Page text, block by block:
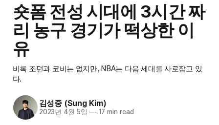
숏폼 전성 시대에 3시간 짜
리 농구 경기가 떡상한 이
유
비록 조던과 코비는 없지만, NBA는 다음 세대를 사로잡고 있
다.
김성중 (Sung Kim)
2023년 4월 5일 —17 min read